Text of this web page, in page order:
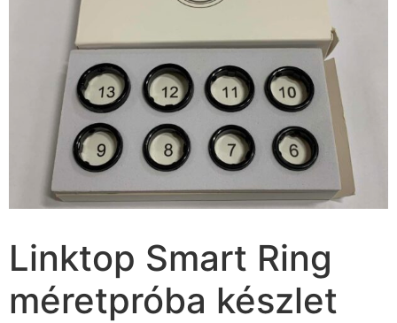
Linktop Smart Ring
méretpróba készlet